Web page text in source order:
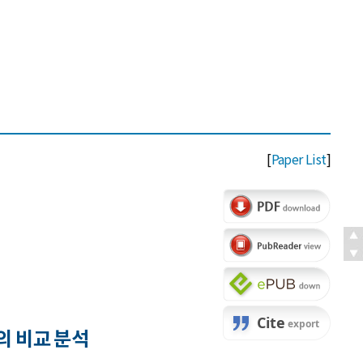
[Paper List]
비교 분석